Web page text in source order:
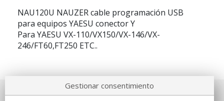
NAU120U NAUZER cable programación USB
para equipos YAESU conector Y
Para YAESU VX-110/VX150/VX-146/VX-
246/FT60,FT250 ETC..
Gestionar consentimiento